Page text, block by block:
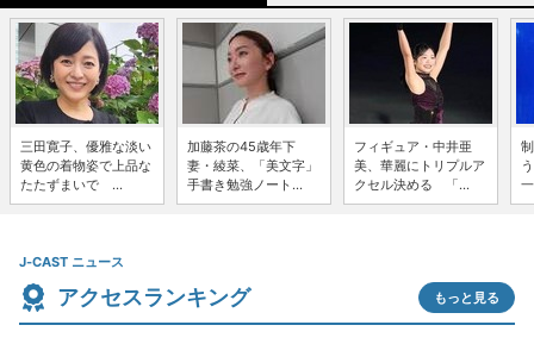
三田寛子、優雅な淡い
黄色の着物姿で上品な
たたずまいで ...
加藤茶の45歳年下
妻・綾菜、「美文字」
手書き勉強ノート...
フィギュア・中井亜
美、華麗にトリプルア
クセル決める 「...
J-CAST ニュース
アクセスランキング もっと見る